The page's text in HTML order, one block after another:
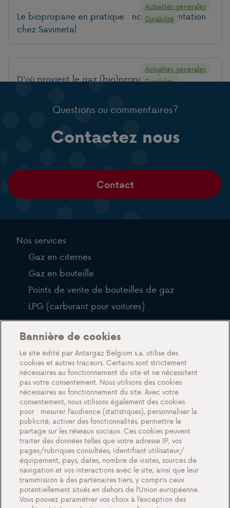
Le biopropane en pratique : notre présentation
chez Savimetal
Actualités générales
Durabilité
D'où provient le gaz (bio)propane ?
Actualités générales
Durabilité
Quelles sont les implications de la transition
énergétique pour les PME non raccordées au
Questions ou commentaires?
Contactez nous
Contact
Nos services
Gaz en citernes
Gaz en bouteille
Points de vente de bouteilles de gaz
LPG (carburant pour voitures)
À propos de nous
Rencontrez Antargaz
Un futur durable
Témoignages
Actions
Événements
Travailler chez Antargaz
Contact
Bannière de cookies
Le site édité par Antargaz Belgium s.a. utilise des
cookies et autres traceurs. Certains sont strictement
nécessaires au fonctionnement du site et ne nécessitent
pas votre consentement. Nous utilisons des cookies
nécessaires au fonctionnement du site. Avec votre
consentement, nous utilisons également des cookies
pour : mesurer l’audience (statistiques), personnaliser la
publicité, activer des fonctionnalités, permettre le
partage sur les réseaux sociaux. Ces cookies peuvent
traiter des données telles que votre adresse IP, vos
pages/rubriques consultées, identifiant utilisateur/
équipement, pays, dates, nombre de visites, sources de
navigation et vos interactions avec le site, ainsi que leur
transmission à des partenaires tiers, y compris ceux
potentiellement situés en dehors de l’Union européenne.
Vous pouvez paramétrer vos choix à l’exception des